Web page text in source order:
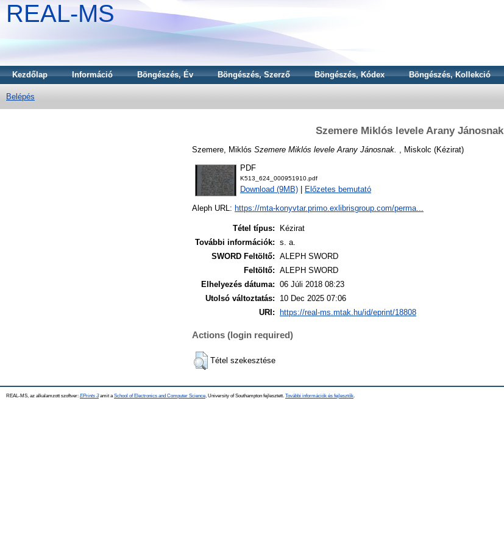
REAL-MS
Kezdőlap Információ Böngészés, Év Böngészés, Szerző Böngészés, Kódex Böngészés, Kollekció
Belépés
Szemere Miklós levele Arany Jánosnak
Szemere, Miklós Szemere Miklós levele Arany Jánosnak. , Miskolc (Kézirat)
PDF
K513_624_000951910.pdf
Download (9MB) Előzetes bemutató
Aleph URL: https://mta-konyvtar.primo.exlibrisgroup.com/perma...
Tétel típus:
Kézirat
További információk: s. a.
SWORD Feltöltő: ALEPH SWORD
Feltöltő: ALEPH SWORD
Elhelyezés dátuma: 06 Júli 2018 08:23
Utolsó változtatás:
10 Dec 2025 07:06
URI:
https://real-ms.mtak.hu/id/eprint/18808
Actions (login required)
Tétel szekesztése
REAL-MS, az alkalamzott szoftver: EPrints 3amit a School of Electronics and Computer Science , University of Southampton fejlesztett. További információk és fejlesztők